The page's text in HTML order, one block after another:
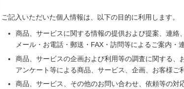
ご記入いただいた個人情報は、以下の目的に利用します。
商品、サービスに関する情報の提供および提案、連絡
メール・お電話・郵送・FAX・訪問等によるご案内・
商品、サービスの企画および利用等の調査に関する、
アンケート等による商品、サービス、企画、お客様ご
商品、サービス、その他のお問い合わせ、依頼等の対